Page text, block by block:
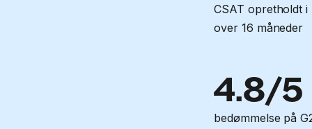
CSAT opretholdt i
over 16 måneder
4.8/5
bedømmelse på